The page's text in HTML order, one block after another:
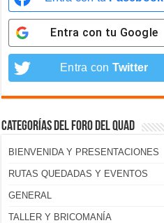
Entra con tu Google
Entra con Twitter
Categorías del foro del Quad
BIENVENIDA Y PRESENTACIONES
RUTAS QUEDADAS Y EVENTOS
GENERAL
TALLER Y BRICOMANÍA